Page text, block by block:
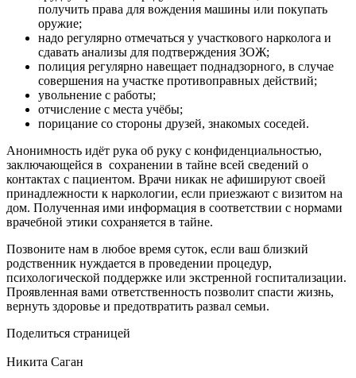
получить права для вождения машины или покупать
оружие;
надо регулярно отмечаться у участкового нарколога и
сдавать анализы для подтверждения ЗОЖ;
полиция регулярно навещает поднадзорного, в случае
совершения на участке противоправных действий;
увольнение с работы;
отчисление с места учёбы;
порицание со стороны друзей, знакомых соседей.
Анонимность идёт рука об руку с конфиденциальностью,
заключающейся в сохранении в тайне всей сведений о
контактах с пациентом. Врачи никак не афишируют своей
принадлежности к наркологии, если приезжают с визитом на
дом. Полученная ими информация в соответствии с нормами
врачебной этики сохраняется в тайне.
Позвоните нам в любое время суток, если ваш близкий
родственник нуждается в проведении процедур,
психологической поддержке или экстренной госпитализации.
Проявленная вами ответственность позволит спасти жизнь,
вернуть здоровье и предотвратить развал семьи.
Поделиться страницей
Никита Саган